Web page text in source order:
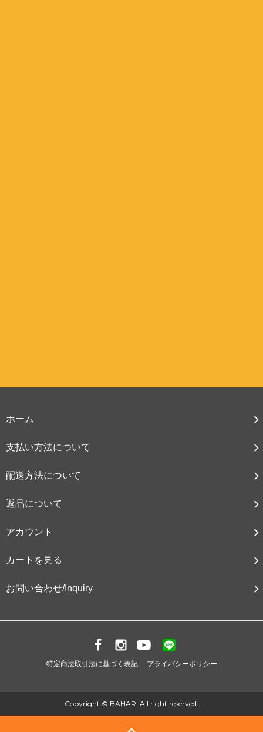
ホーム
支払い方法について
配送方法について
返品について
アカウント
カートを見る
お問い合わせ/Inquiry
特定商法取引法に基づく表記 プライバシーポリシー
Copyright © BAHARI All right reserved.